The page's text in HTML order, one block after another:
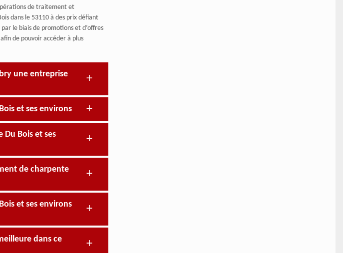
de traitement et
dans le 53110 à des prix défiant
le biais de promotions et d’offres
de pouvoir accéder à plus
une entreprise
et ses environs
Bois et ses
de charpente
et ses environs
dans ce